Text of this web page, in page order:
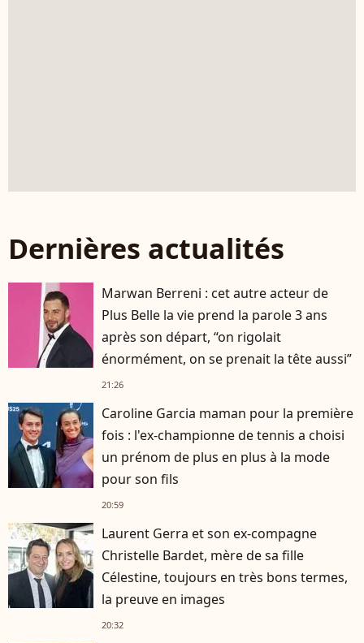
Dernières actualités
Marwan Berreni : cet autre acteur de
Plus Belle la vie prend la parole 3 ans
après son départ, “on rigolait
énormément, on se prenait la tête aussi”
21:26
Caroline Garcia maman pour la première
fois : l'ex-championne de tennis a choisi
un prénom de plus en plus à la mode
pour son fils
20:59
Laurent Gerra et son ex-compagne
Christelle Bardet, mère de sa fille
Célestine, toujours en très bons termes,
la preuve en images
20:32